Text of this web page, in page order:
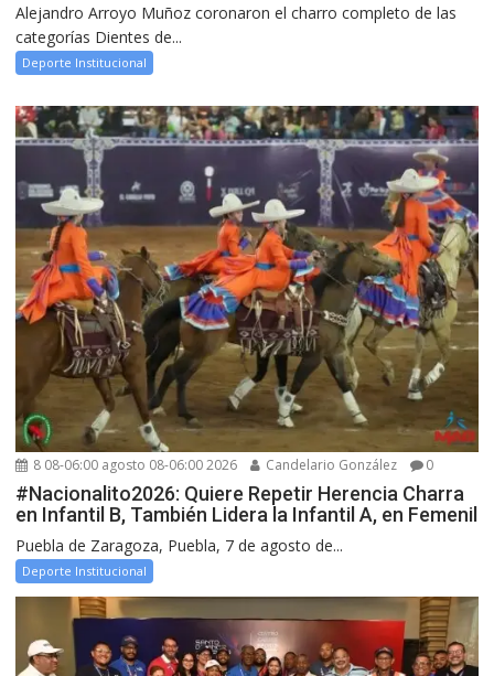
Alejandro Arroyo Muñoz coronaron el charro completo de las
categorías Dientes de...
Deporte Institucional
8 08-06:00 agosto 08-06:00 2026 Candelario González 0
#Nacionalito2026: Quiere Repetir Herencia Charra
en Infantil B, También Lidera la Infantil A, en Femenil
Puebla de Zaragoza, Puebla, 7 de agosto de...
Deporte Institucional